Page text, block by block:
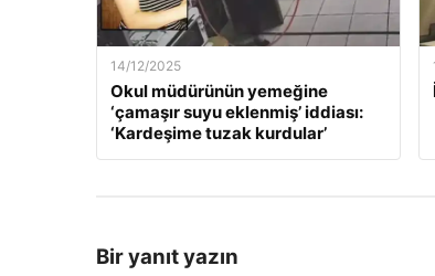
14/12/2025
Okul müdürünün yemeğine
‘çamaşır suyu eklenmiş’ iddiası:
‘Kardeşime tuzak kurdular’
Bir yanıt yazın